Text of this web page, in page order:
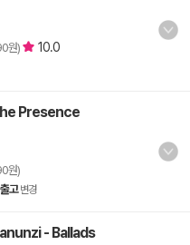
원)
10.0
Presence
원)
고 변경
- Ballads